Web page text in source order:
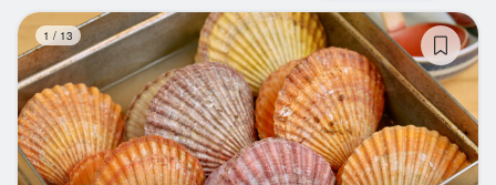
閲覧履歴
気になる求人
検索履歴・保存した条件
1 / 13